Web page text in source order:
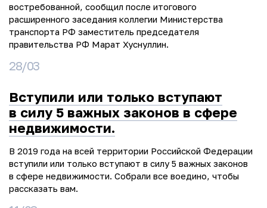
востребованной, сообщил после итогового
расширенного заседания коллегии Министерства
транспорта РФ заместитель председателя
правительства РФ Марат Хуснуллин.
28/03
Вступили или только вступают
в силу 5 важных законов в сфере
недвижимости.
В 2019 года на всей территории Российской Федерации
вступили или только вступают в силу 5 важных законов
в сфере недвижимости. Собрали все воедино, чтобы
рассказать вам.